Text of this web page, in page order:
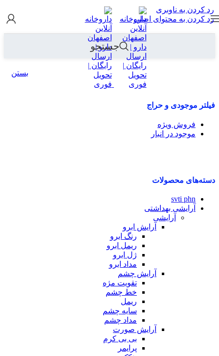
رد کردن به ناوبری
رد کردن به محتوای اصلی
جستجو
بستن
فیلتر موجودی و حراج
فروش ویژه
موجود در انبار
دسته‌های محصولات
svti phn
آرایشی بهداشتی
آرایشی
آرایش ابرو
رنگ ابرو
ریمل ابرو
ژل ابرو
مداد ابرو
آرایش چشم
تقویت مژه
خط چشم
ریمل
سایه چشم
مداد چشم
آرایش صورت
بی بی کرم
پرایمر